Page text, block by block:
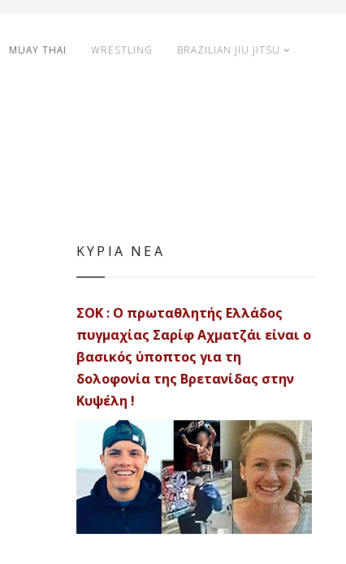
MUAY THAI WRESTLING BRAZILIAN JIU JITSU
ΚΥΡΙΑ ΝΕΑ
ΣΟΚ : Ο πρωταθλητής Ελλάδος
πυγμαχίας Σαρίφ Αχματζάι είναι ο
βασικός ύποπτος για τη
δολοφονία της Βρετανίδας στην
Κυψέλη !